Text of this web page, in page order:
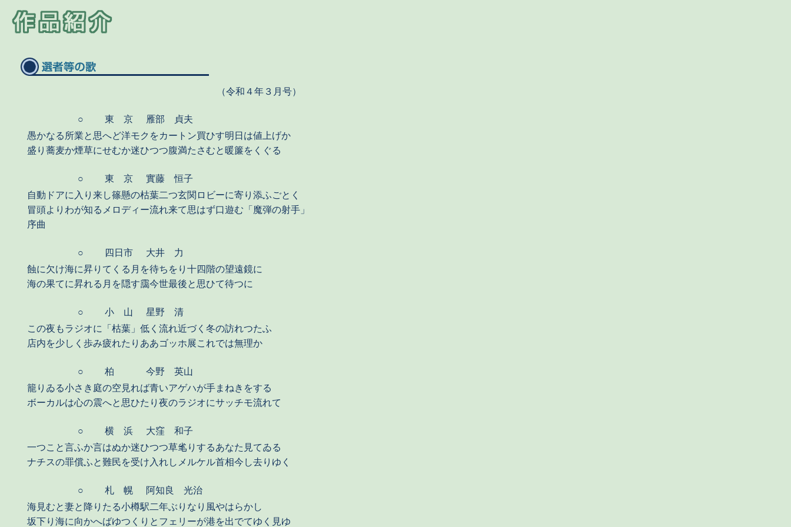
（令和４年３月号）
○ 東 京
雁部 貞夫
愚かなる所業と思へど洋モクをカートン買ひす明日は値上げか
盛り蕎麦か煙草にせむか迷ひつつ腹満たさむと暖簾をくぐる
○ 東 京
實藤 恒子
自動ドアに入り来し篠懸の枯葉二つ玄関ロビーに寄り添ふごとく
冒頭よりわが知るメロディー流れ来て思はず口遊む「魔弾の射手」
序曲
○ 四日市
大井 力
蝕に欠け海に昇りてくる月を待ちをり十四階の望遠鏡に
海の果てに昇れる月を隠す靄今世最後と思ひて待つに
○ 小 山
星野 清
この夜もラジオに「枯葉」低く流れ近づく冬の訪れつたふ
店内を少しく歩み疲れたりああゴッホ展これでは無理か
○ 柏
今野 英山
籠りゐる小さき庭の空見れば青いアゲハが手まねきをする
ボーカルは心の震へと思ひたり夜のラジオにサッチモ流れて
○ 横 浜
大窪 和子
一つこと言ふか言はぬか迷ひつつ草毟りするあなた見てゐる
ナチスの罪償ふと難民を受け入れしメルケル首相今し去りゆく
○ 札 幌
阿知良 光治
海見むと妻と降りたる小樽駅二年ぶりなり風やはらかし
坂下り海に向かへばゆつくりとフェリーが港を出でてゆく見ゆ